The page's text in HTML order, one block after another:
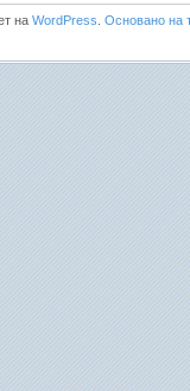
на WordPress Основано на